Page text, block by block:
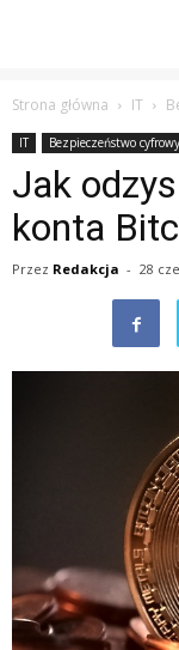
Strona główna IT
IT Bezpieczeństwo
Jak
konta
Przez Redakcja - 28